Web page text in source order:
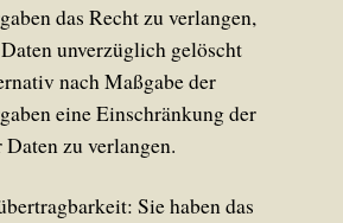
das Recht zu verlangen,
unverzüglich gelöscht
nach Maßgabe der
eine Einschränkung der
zu verlangen.
Sie haben das